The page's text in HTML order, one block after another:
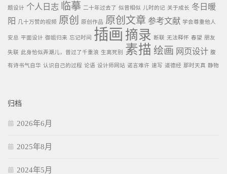
题设计 个人日志 临摹 二十年过去了 似曾相似 儿时的记 关于成长 冬日暖
阳
几十万赞的视频 原创 原创作品 原创文章 参考文献 学会尊重他人
安总 平面设计 御姐归来 忘记时间 插画 摘录 断联 无法释怀 春望 朋友
失联 此身恰似弄潮儿，曾过了千重浪 生离死别 素描 绘画 网页设计 腹
有诗书气自华 认识自己的过程 论语 设计师网站 诺言难许 速写 道德经 那时天真 静物
归档
2026年6月
2025年8月
2024年5月